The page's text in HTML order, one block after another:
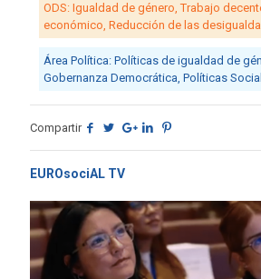
ODS: Igualdad de género, Trabajo
económico, Reducción de las
Área Política: Políticas de igualdad de
Gobernanza Democrática, Políticas
Compartir
EUROsociAL TV